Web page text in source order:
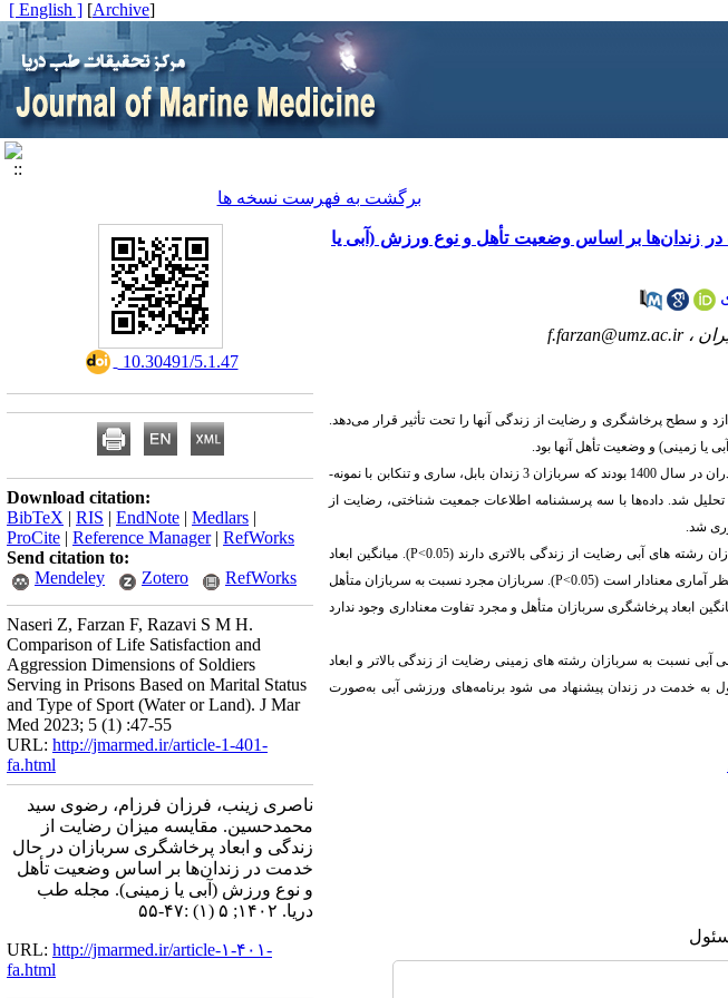
[
Archive
]
[ English ]
برگشت به فهرست نسخه ها
زندان‌ها بر اساس وضعیت تأهل و نوع ورزش (آبی یا
،f.farzan@umz.ac.ir
و سطح پرخاشگری و رضایت از زندگی آنها را تحت تأثیر قرار می‌دهد.
زمینی) و وضعیت تأهل آنها بود.
جامعه آماری پژوهش تمامی کارکنان وظیفه در حال خدمت در سازمان زندان­های استان مازندران در سال 1400 بودند که سربازان 3 زندان بابل، ساری و تنکابن با نمونه­
با سهپرسشنامه­ اطلاعات جمعیت شناختی، رضایت از
رشته ­های آبی رضایت از زندگی بالاتری دارند (0.05>
P
). میانگین ابعاد
آماری معنادار است (0.05>
P
). سربازان مجرد نسبت به سربازان متأهل
ابعاد پرخاشگری سربازان متأهل و مجرد تفاوت معناداری وجود ندارد
آبی نسبت به سربازان رشته ­های زمینی رضایت از زندگی بالاتر و ابعاد
به خدمت در زندان پیشنهاد می ­شود برنامه‌های ورزشی آبی به‌صورت
‎ 10.30491/5.1.47
Download citation:
BibTeX | RIS | EndNote | Medlars |
ProCite | Reference Manager| RefWorks
Send citation to:
Mendeley
Zotero RefWorks
Naseri Z, Farzan F, Razavi S M H.
Comparison of Life Satisfaction and
Aggression Dimensions of Soldiers
Serving in Prisons Based on Marital Status
and Type of Sport (Water or Land). J Mar
Med 2023; 5 (1) :47-55
URL: http://jmarmed.ir/article-1-401-
fa.html
ناصری زینب، فرزان فرزام، رضوی سید
محمدحسین. ‌مقایسه‌ میزان رضایت از
زندگی و ابعاد پرخاشگری سربازان در حال
خدمت در زندان‌ها بر اساس وضعیت تأهل
و نوع ورزش (آبی یا زمینی). مجله طب
دریا. ۱۴۰۲; ۵ (۱) :۴۷-۵۵
URL: http://jmarmed.ir/article-۱-۴۰۱-
fa.html